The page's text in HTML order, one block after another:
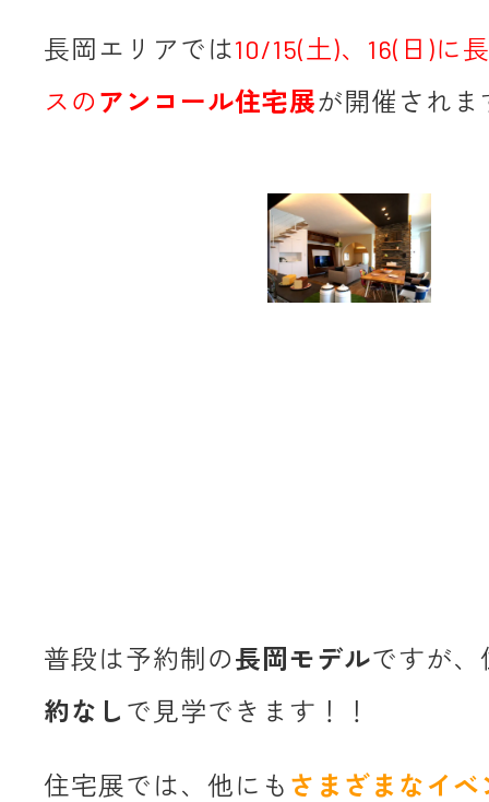
長岡エリアでは10/15(土)、16(日)に
スの アンコール住宅展が開催されま
普段は予約制の長岡モデルですが
約なし で見学できます！！
住宅展では、他にも さまざまなイベ